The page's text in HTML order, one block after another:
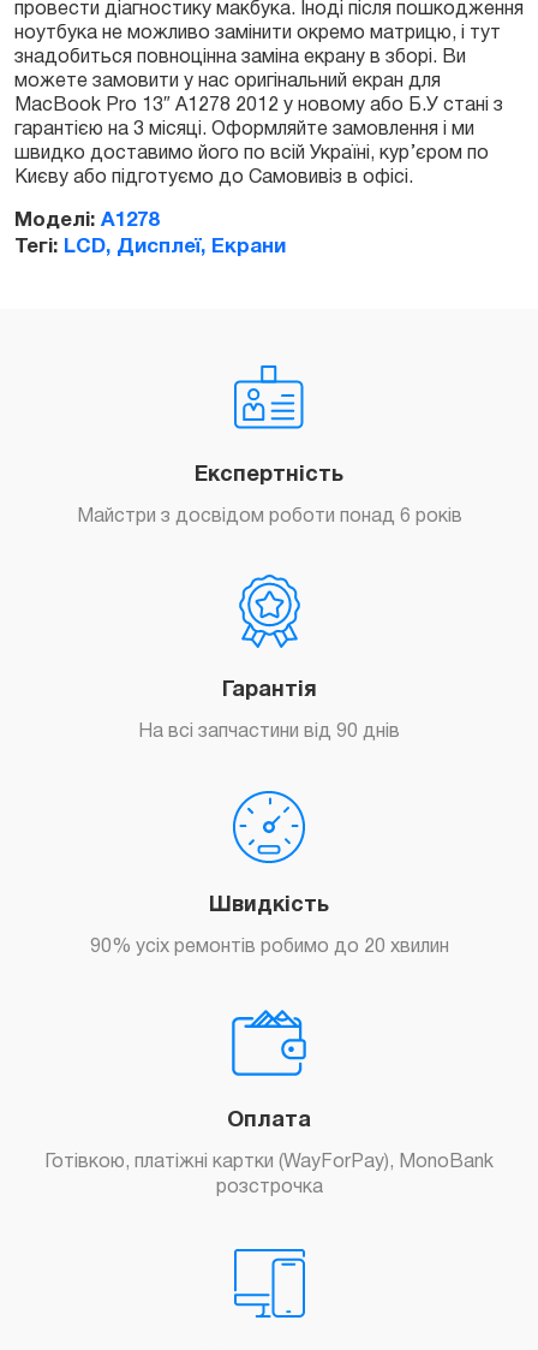
провести діагностику макбука. Іноді після пошкодження
ноутбука не можливо замінити окремо матрицю, і тут
знадобиться повноцінна заміна екрану в зборі. Ви
можете замовити у нас оригінальний екран для
MacBook Pro 13″ A1278 2012 у новому або Б.У стані з
гарантією на 3 місяці. Оформляйте замовлення і ми
швидко доставимо його по всій Україні, кур’єром по
Києву або підготуємо до Самовивіз в офісі.
Моделі: A1278
Тегі: LCD, Дисплеї, Екрани
Експертність
Майстри з досвідом роботи понад 6 років
Гарантія
На всі запчастини від 90 днів
Швидкість
90% усіх ремонтів робимо до 20 хвилин
Оплата
Готівкою, платіжні картки (WayForPay), MonoBank
розстрочка